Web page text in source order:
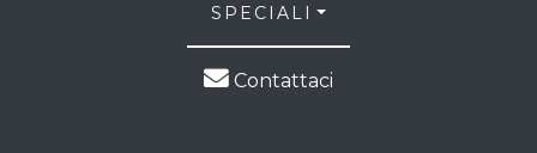
SPECIALI
Contattaci